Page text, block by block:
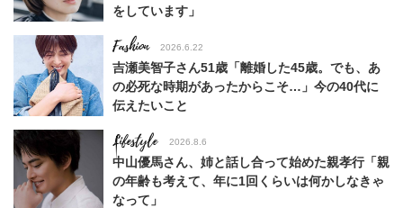
をしています」
Fashion 2026.6.22
吉瀬美智子さん51歳「離婚した45歳。でも、あ
の必死な時期があったからこそ…」今の40代に
伝えたいこと
Lifestyle 2026.8.6
中山優馬さん、姉と話し合って始めた親孝行「親
の年齢も考えて、年に1回くらいは何かしなきゃ
なって」